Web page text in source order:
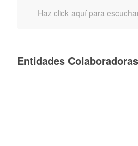
Haz click aquí para
Entidades Colaboradoras